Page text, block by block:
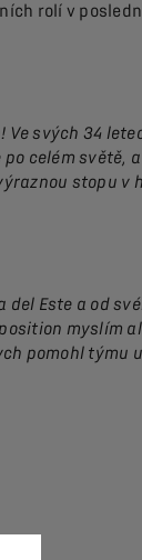
rolí v
Ve svých 34
celém světě,
stopu v
Este a od
myslím
pomohl týmu